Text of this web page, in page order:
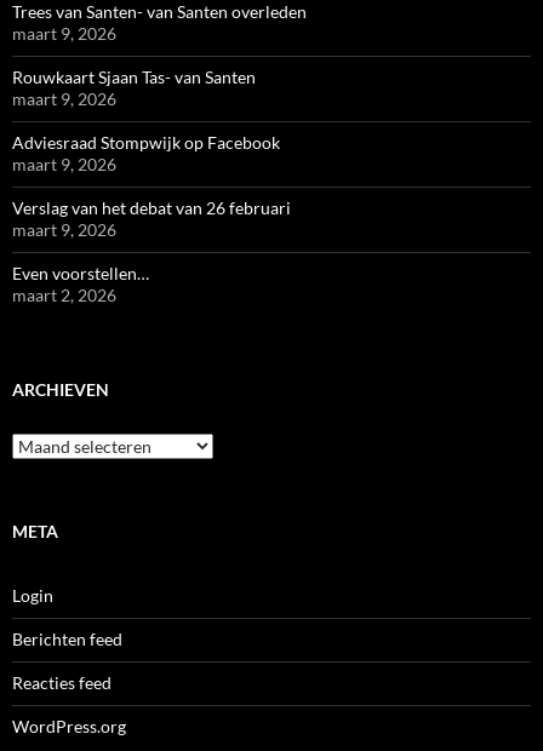
Trees van Santen- van Santen overleden
maart 9, 2026
Rouwkaart Sjaan Tas- van Santen
maart 9, 2026
Adviesraad Stompwijk op Facebook
maart 9, 2026
Verslag van het debat van 26 februari
maart 9, 2026
Even voorstellen…
maart 2, 2026
ARCHIEVEN
Archieven
META
Login
Berichten feed
Reacties feed
WordPress.org